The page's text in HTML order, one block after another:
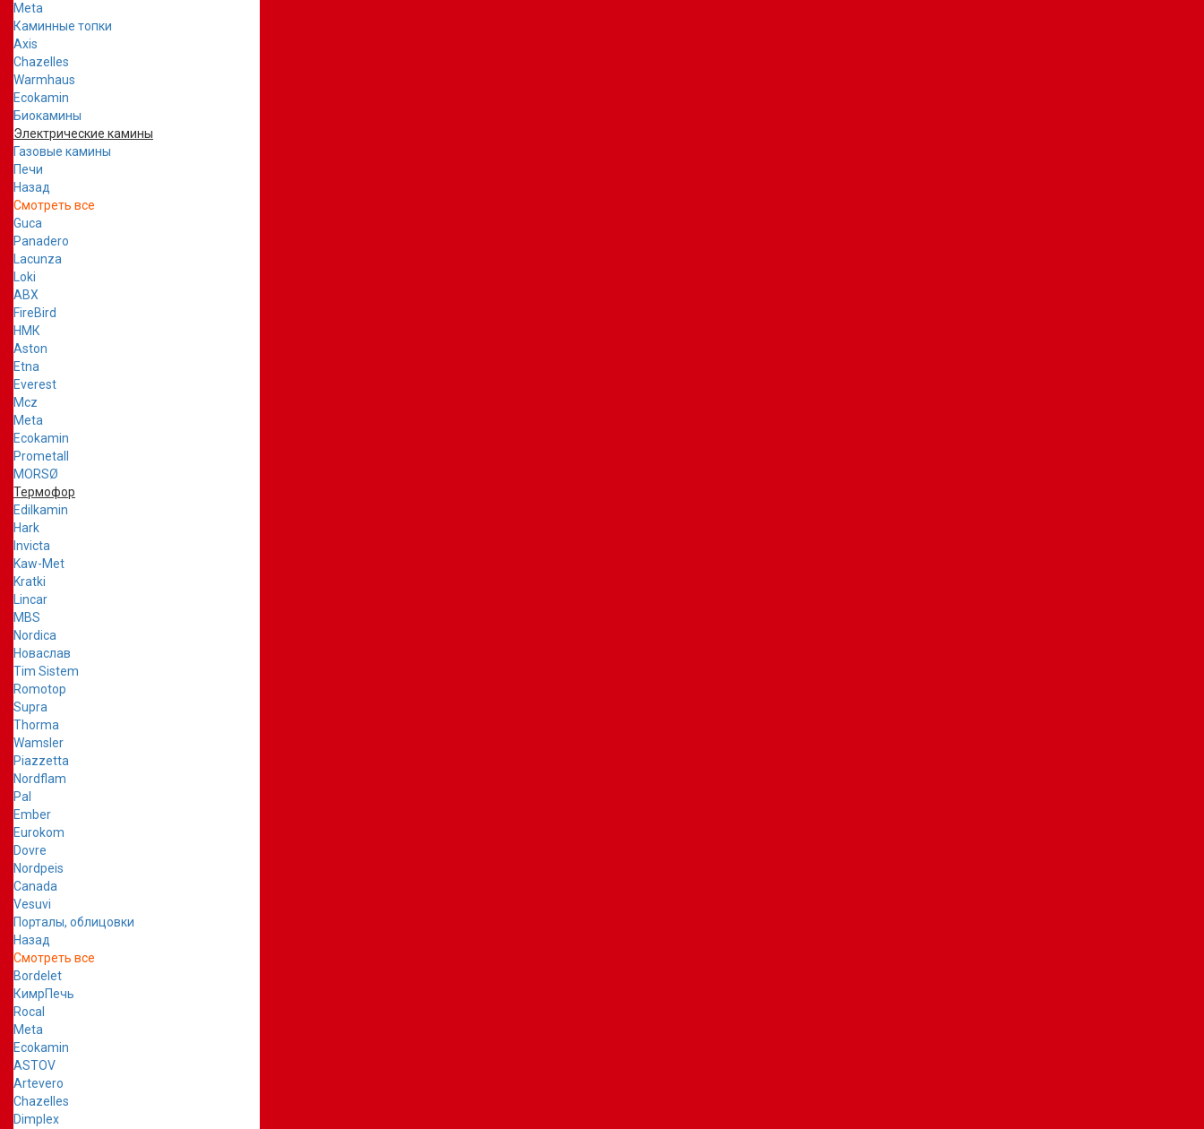
Meta
Каминные топки
Axis
Chazelles
Warmhaus
Ecokamin
Биокамины
Электрические камины
Газовые камины
Печи
Назад
Смотреть все
Guca
Panadero
Lacunza
Loki
ABX
FireBird
НМК
Aston
Etna
Everest
Mcz
Meta
Ecokamin
Prometall
MORSØ
Термофор
Edilkamin
Hark
Invicta
Kaw-Met
Kratki
Lincar
MBS
Nordica
Новаслав
Tim Sistem
Romotop
Supra
Thorma
Wamsler
Piazzetta
Nordflam
Pal
Ember
Eurokom
Dovre
Nordpeis
Canada
Vesuvi
Порталы, облицовки
Назад
Смотреть все
Bordelet
КимрПечь
Rocal
Meta
Ecokamin
ASTOV
Artevero
Chazelles
Dimplex